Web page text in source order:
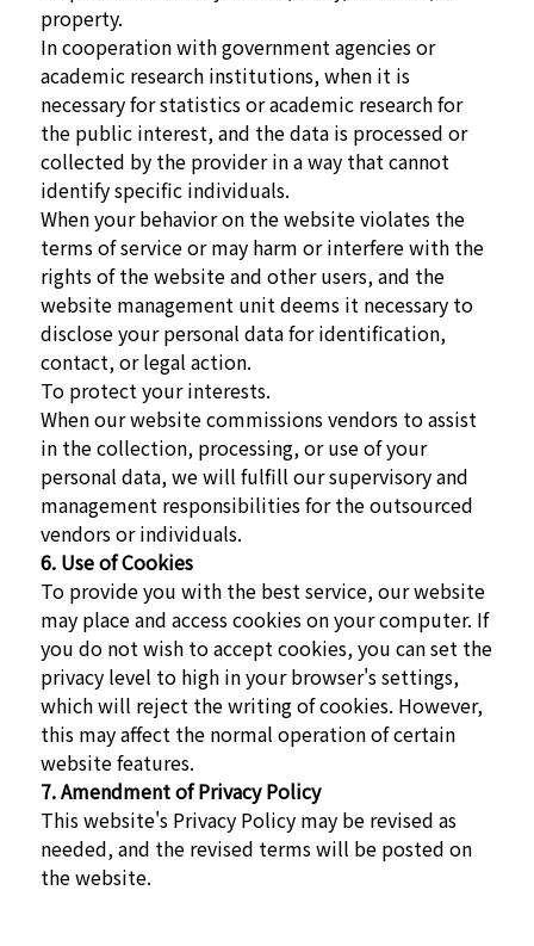
property.
In cooperation with government agencies or
academic research institutions, when it is
necessary for statistics or academic research for
the public interest, and the data is processed or
collected by the provider in a way that cannot
identify specific individuals.
When your behavior on the website violates the
terms of service or may harm or interfere with the
rights of the website and other users, and the
website management unit deems it necessary to
disclose your personal data for identification,
contact, or legal action.
To protect your interests.
When our website commissions vendors to assist
in the collection, processing, or use of your
personal data, we will fulfill our supervisory and
management responsibilities for the outsourced
vendors or individuals.
6. Use of Cookies
To provide you with the best service, our website
may place and access cookies on your computer. If
you do not wish to accept cookies, you can set the
privacy level to high in your browser's settings,
which will reject the writing of cookies. However,
this may affect the normal operation of certain
website features.
7. Amendment of Privacy Policy
This website's Privacy Policy may be revised as
needed, and the revised terms will be posted on
the website.